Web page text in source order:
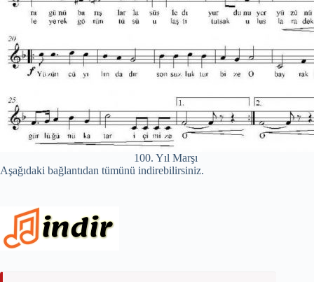
100. Yıl Marşı
Aşağıdaki bağlantıdan tümünü indirebilirsiniz.